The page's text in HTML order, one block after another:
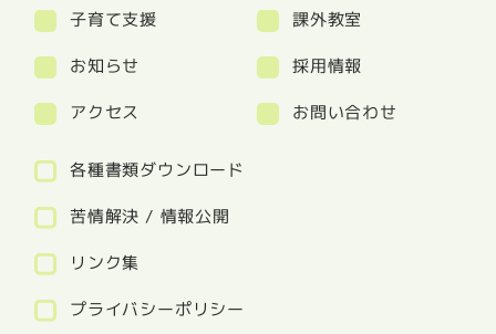
子育て支援
課外教室
お知らせ
採用情報
アクセス お問い合わせ
各種書類ダウンロード
苦情解決 / 情報公開
リンク集
プライバシーポリシー